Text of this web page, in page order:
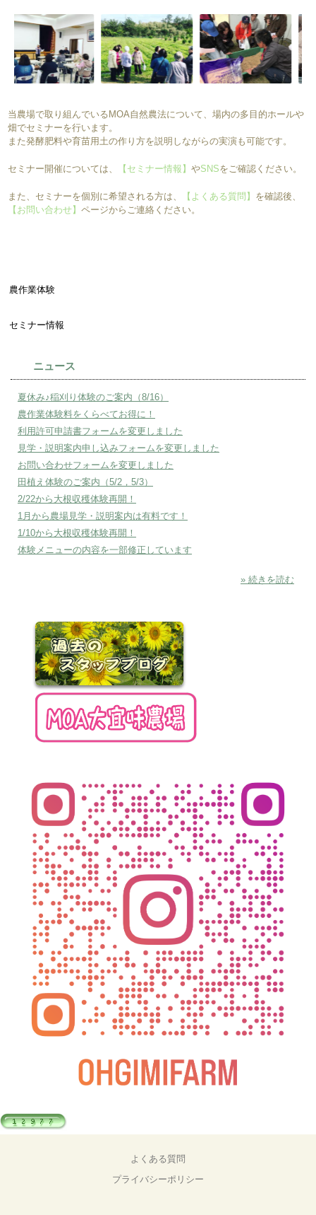
当農場で取り組んでいるMOA自然農法について、場内の多目的ホールや
畑でセミナーを行います。
また発酵肥料や育苗用土の作り方を説明しながらの実演も可能です。
セミナー開催については、 【セミナー情報】やSNSをご確認ください。
また、セミナーを個別に希望される方は、 【よくある質問】 を確認後、
【お問い合わせ】ページからご連絡ください。
農作業体験
セミナー情報
ニュース
夏休み♪稲刈り体験のご案内（8/16）
農作業体験料をくらべてお得に！
利用許可申請書フォームを変更しました
見学・説明案内申し込みフォームを変更しました
お問い合わせフォームを変更しました
田植え体験のご案内（5/2，5/3）
2/22から大根収穫体験再開！
1月から農場見学・説明案内は有料です！
1/10から大根収穫体験再開！
体験メニューの内容を一部修正しています
» 続きを読む
よくある質問
プライバシーポリシー